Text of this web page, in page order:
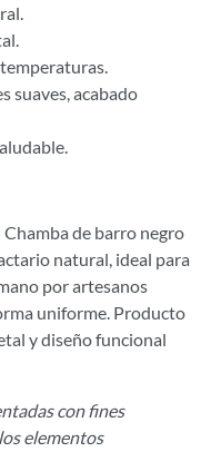
suaves, acabado
de barro negro
natural, ideal para
por artesanos
uniforme. Producto
y diseño funcional
con fines
elementos